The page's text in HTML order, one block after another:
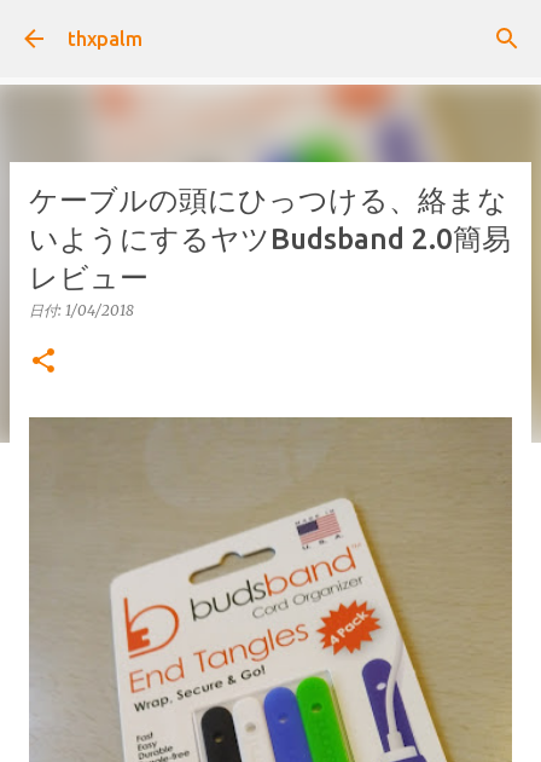
スキップしてメイン コンテンツに移動
thxpalm
ケーブルの頭にひっつける、絡まな
いようにするヤツBudsband 2.0簡易
レビュー
日付: 1/04/2018